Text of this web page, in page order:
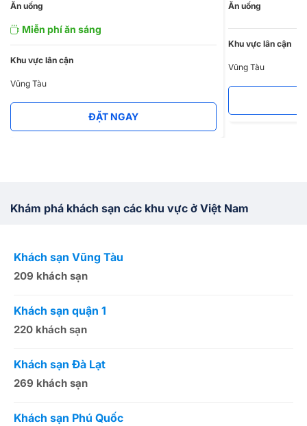
Ăn uống
Miễn phí ăn sáng
Khu vực lân cận
Vũng Tàu
ĐẶT NGAY
Ăn uống
Khu vực lân cận
Vũng Tàu
Khám phá khách sạn các khu vực ở Việt Nam
Khách sạn Vũng Tàu
209 khách sạn
Khách sạn quận 1
220 khách sạn
Khách sạn Đà Lạt
269 khách sạn
Khách sạn Phú Quốc